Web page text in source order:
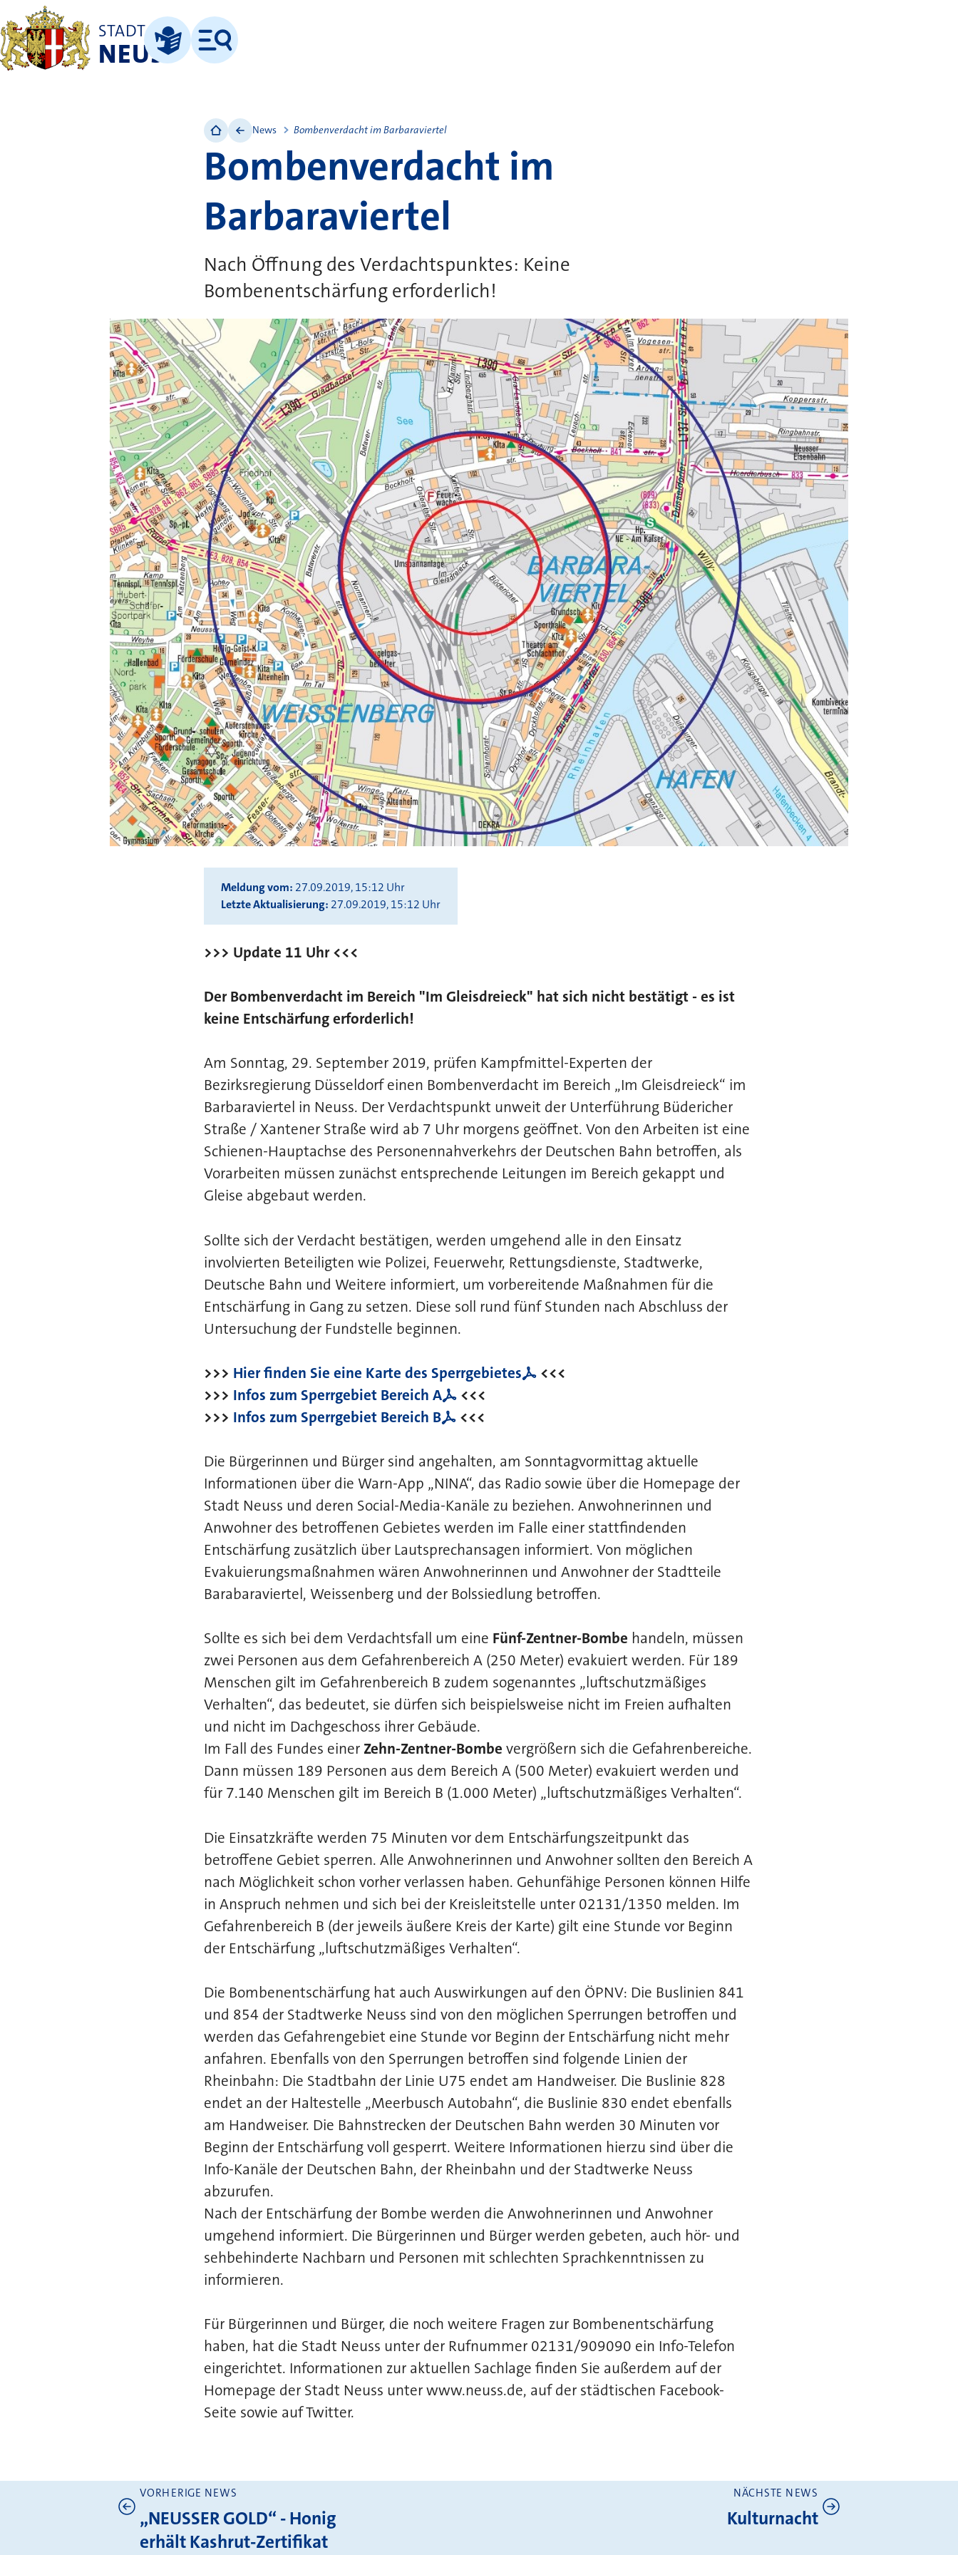
STADT
NEUSSLeichte Sprache
Menü
News Bombenverdacht im Barbaraviertel
Bombenverdacht im
Barbaraviertel
Nach Öffnung des Verdachtspunktes: Keine
Bombenentschärfung erforderlich!
Meldung vom 27.09.2019, 15:12 Uhr
Letzte Aktualisierung 27.09.2019, 15:12 Uhr
>>> Update 11 Uhr <<<
Der Bombenverdacht im Bereich "Im Gleisdreieck" hat sich nicht bestätigt - es ist
keine Entschärfung erforderlich!
Am Sonntag, 29. September 2019, prüfen Kampfmittel-Experten der
Bezirksregierung Düsseldorf einen Bombenverdacht im Bereich „Im Gleisdreieck“ im
Barbaraviertel in Neuss. Der Verdachtspunkt unweit der Unterführung Büdericher
Straße / Xantener Straße wird ab 7 Uhr morgens geöffnet. Von den Arbeiten ist eine
Schienen-Hauptachse des Personennahverkehrs der Deutschen Bahn betroffen, als
Vorarbeiten müssen zunächst entsprechende Leitungen im Bereich gekappt und
Gleise abgebaut werden.
Sollte sich der Verdacht bestätigen, werden umgehend alle in den Einsatz
involvierten Beteiligten wie Polizei, Feuerwehr, Rettungsdienste, Stadtwerke,
Deutsche Bahn und Weitere informiert, um vorbereitende Maßnahmen für die
Entschärfung in Gang zu setzen. Diese soll rund fünf Stunden nach Abschluss der
Untersuchung der Fundstelle beginnen.
>>> Hier finden Sie eine Karte des Sperrgebietes
<<<
>>> Infos zum Sperrgebiet Bereich A
<<<
>>> Infos zum Sperrgebiet Bereich B <<<
Die Bürgerinnen und Bürger sind angehalten, am Sonntagvormittag aktuelle
Informationen über die Warn-App „NINA“, das Radio sowie über die Homepage der
Stadt Neuss und deren Social-Media-Kanäle zu beziehen. Anwohnerinnen und
Anwohner des betroffenen Gebietes werden im Falle einer stattfindenden
Entschärfung zusätzlich über Lautsprechansagen informiert. Von möglichen
Evakuierungsmaßnahmen wären Anwohnerinnen und Anwohner der Stadtteile
Barabaraviertel, Weissenberg und der Bolssiedlung betroffen.
Sollte es sich bei dem Verdachtsfall um eine Fünf-Zentner-Bombe handeln, müssen
zwei Personen aus dem Gefahrenbereich A (250 Meter) evakuiert werden. Für 189
Menschen gilt im Gefahrenbereich B zudem sogenanntes „luftschutzmäßiges
Verhalten“, das bedeutet, sie dürfen sich beispielsweise nicht im Freien aufhalten
und nicht im Dachgeschoss ihrer Gebäude.
Im Fall des Fundes einer Zehn-Zentner-Bombe vergrößern sich die Gefahrenbereiche.
Dann müssen 189 Personen aus dem Bereich A (500 Meter) evakuiert werden und
für 7.140 Menschen gilt im Bereich B (1.000 Meter) „luftschutzmäßiges Verhalten“.
Die Einsatzkräfte werden 75 Minuten vor dem Entschärfungszeitpunkt das
betroffene Gebiet sperren. Alle Anwohnerinnen und Anwohner sollten den Bereich A
nach Möglichkeit schon vorher verlassen haben. Gehunfähige Personen können Hilfe
in Anspruch nehmen und sich bei der Kreisleitstelle unter 02131/1350 melden. Im
Gefahrenbereich B (der jeweils äußere Kreis der Karte) gilt eine Stunde vor Beginn
der Entschärfung „luftschutzmäßiges Verhalten“.
Die Bombenentschärfung hat auch Auswirkungen auf den ÖPNV: Die Buslinien 841
und 854 der Stadtwerke Neuss sind von den möglichen Sperrungen betroffen und
werden das Gefahrengebiet eine Stunde vor Beginn der Entschärfung nicht mehr
anfahren. Ebenfalls von den Sperrungen betroffen sind folgende Linien der
Rheinbahn: Die Stadtbahn der Linie U75 endet am Handweiser. Die Buslinie 828
endet an der Haltestelle „Meerbusch Autobahn“, die Buslinie 830 endet ebenfalls
am Handweiser. Die Bahnstrecken der Deutschen Bahn werden 30 Minuten vor
Beginn der Entschärfung voll gesperrt. Weitere Informationen hierzu sind über die
Info-Kanäle der Deutschen Bahn, der Rheinbahn und der Stadtwerke Neuss
abzurufen.
Nach der Entschärfung der Bombe werden die Anwohnerinnen und Anwohner
umgehend informiert. Die Bürgerinnen und Bürger werden gebeten, auch hör- und
sehbehinderte Nachbarn und Personen mit schlechten Sprachkenntnissen zu
informieren.
Für Bürgerinnen und Bürger, die noch weitere Fragen zur Bombenentschärfung
haben, hat die Stadt Neuss unter der Rufnummer 02131/909090 ein Info-Telefon
eingerichtet. Informationen zur aktuellen Sachlage finden Sie außerdem auf der
Homepage der Stadt Neuss unter www.neuss.de, auf der städtischen Facebook-
Seite sowie auf Twitter.
Weitere News
VORHERIGE NEWS
„NEUSSER GOLD“ - Honig
erhält Kashrut-Zertifikat
NÄCHSTE NEWS
Kulturnacht